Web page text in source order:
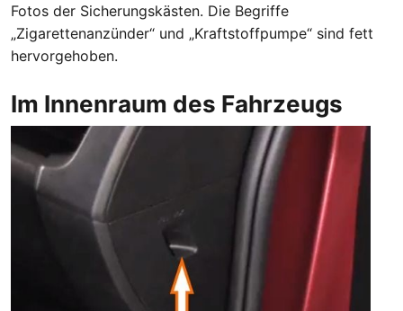
Fotos der Sicherungskästen. Die Begriffe
„Zigarettenanzünder“ und „Kraftstoffpumpe“ sind fett
hervorgehoben.
Im Innenraum des Fahrzeugs